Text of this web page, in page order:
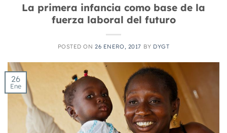
La primera infancia como base de la
fuerza laboral del futuro
POSTED ON26 ENERO, 2017 BY DYGT
26
Ene